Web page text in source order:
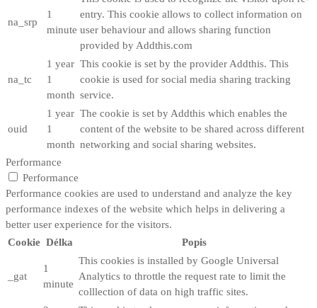
na_srp
1
minute
entry. This cookie allows to collect information on
user behaviour and allows sharing function
provided by Addthis.com
na_tc
1 year
1
month
This cookie is set by the provider Addthis. This
cookie is used for social media sharing tracking
service.
ouid
1 year
1
month
The cookie is set by Addthis which enables the
content of the website to be shared across different
networking and social sharing websites.
Performance
Performance
Performance cookies are used to understand and analyze the key
performance indexes of the website which helps in delivering a
better user experience for the visitors.
Cookie Délka Popis
_gat
1
minute
This cookies is installed by Google Universal
Analytics to throttle the request rate to limit the
colllection of data on high traffic sites.